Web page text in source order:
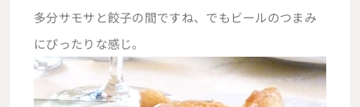
多分サモサと餃子の間ですね、でもビールのつまみ
にぴったりな感じ。